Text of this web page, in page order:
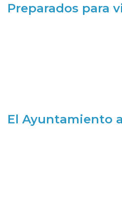
Preparados para
El Ayuntamiento